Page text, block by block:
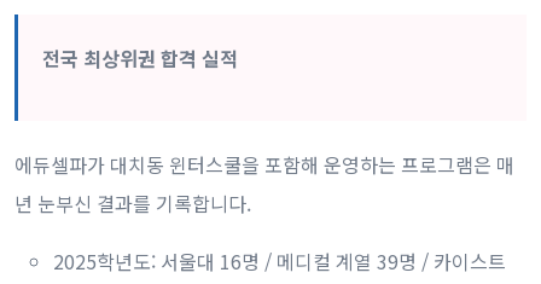
전국 최상위권 합격 실적
에듀셀파가 대치동 윈터스쿨을 포함해 운영하는 프로그램은 매
년 눈부신 결과를 기록합니다.
2025학년도: 서울대 16명 / 메디컬 계열 39명 / 카이스트